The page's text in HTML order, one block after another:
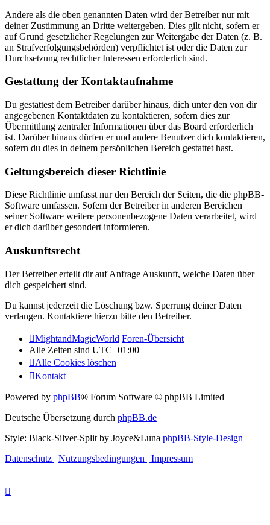
Andere als die oben genannten Daten wird der Betreiber nur mit
deiner Zustimmung an Dritte weitergeben. Dies gilt nicht, sofern er
auf Grund gesetzlicher Regelungen zur Weitergabe der Daten (z. B.
an Strafverfolgungsbehörden) verpflichtet ist oder die Daten zur
Durchsetzung rechtlicher Interessen erforderlich sind.
Gestattung der Kontaktaufnahme
Du gestattest dem Betreiber darüber hinaus, dich unter den von dir
angegebenen Kontaktdaten zu kontaktieren, sofern dies zur
Übermittlung zentraler Informationen über das Board erforderlich
ist. Darüber hinaus dürfen er und andere Benutzer dich kontaktieren,
sofern du dies in deinem persönlichen Bereich gestattet hast.
Geltungsbereich dieser Richtlinie
Diese Richtlinie umfasst nur den Bereich der Seiten, die die phpBB-
Software umfassen. Sofern der Betreiber in anderen Bereichen
seiner Software weitere personenbezogene Daten verarbeitet, wird
er dich darüber gesondert informieren.
Auskunftsrecht
Der Betreiber erteilt dir auf Anfrage Auskunft, welche Daten über
dich gespeichert sind.
Du kannst jederzeit die Löschung bzw. Sperrung deiner Daten
verlangen. Kontaktiere hierzu bitte den Betreiber.
MightandMagicWorld Foren-Übersicht
Alle Zeiten sind UTC+01:00
Alle Cookies löschen
Kontakt
Powered by phpBB® Forum Software © phpBB Limited
Deutsche Übersetzung durch phpBB.de
Style: Black-Silver-Split by Joyce&Luna phpBB-Style-Design
Datenschutz | Nutzungsbedingungen | Impressum